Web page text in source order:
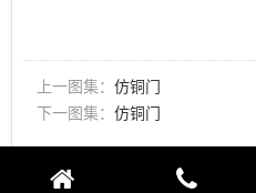
上一图集： 仿铜门
下一图集： 仿铜门